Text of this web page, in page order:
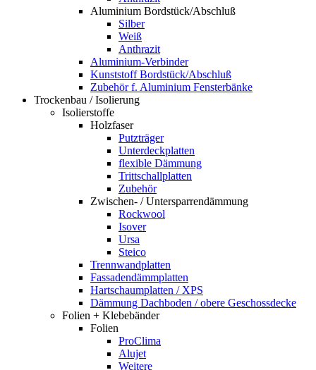
Aluminium Bordstück/Abschluß
Silber
Weiß
Anthrazit
Aluminium-Verbinder
Kunststoff Bordstück/Abschluß
Zubehör f. Aluminium Fensterbänke
Trockenbau / Isolierung
Isolierstoffe
Holzfaser
Putzträger
Unterdeckplatten
flexible Dämmung
Trittschallplatten
Zubehör
Zwischen- / Untersparrendämmung
Rockwool
Isover
Ursa
Steico
Trennwandplatten
Fassadendämmplatten
Hartschaumplatten / XPS
Dämmung Dachboden / obere Geschossdecke
Folien + Klebebänder
Folien
ProClima
Alujet
Weitere